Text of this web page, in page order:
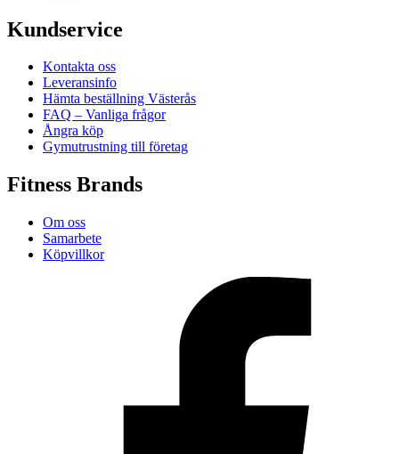
Kundservice
Kontakta oss
Leveransinfo
Hämta beställning Västerås
FAQ – Vanliga frågor
Ångra köp
Gymutrustning till företag
Fitness Brands
Om oss
Samarbete
Köpvillkor